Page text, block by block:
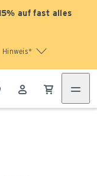
auf fast alles
Hinweis*